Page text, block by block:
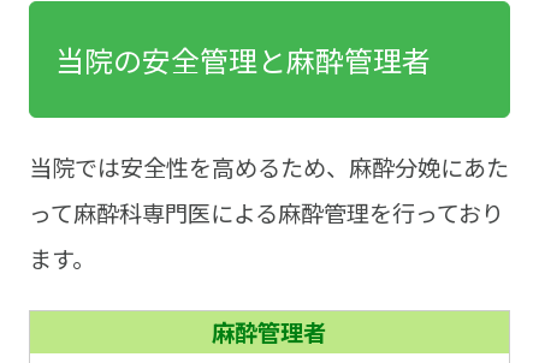
当院の安全管理と麻酔管理者
当院では安全性を高めるため、麻酔分娩にあた
って麻酔科専門医による麻酔管理を行っており
ます。
麻酔管理者